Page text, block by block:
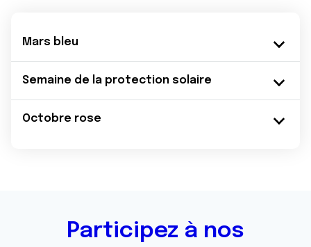
Mars bleu
Semaine de la protection solaire
Octobre rose
Participez à nos